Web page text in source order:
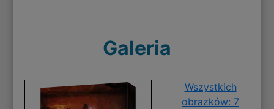
Galeria
Wszystkich
obrazków: 7